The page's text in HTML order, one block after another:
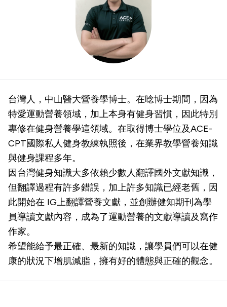
台灣人，中山醫大營養學博士。在唸博士期間，因為
特愛運動營養領域，加上本身有健身習慣，因此特別
專修在健身營養學這領域。在取得博士學位及ACE-
CPT國際私人健身教練執照後，在業界教學營養知識
與健身課程多年。
因台灣健身知識大多依賴少數人翻譯國外文獻知識，
但翻譯過程有許多錯誤，加上許多知識已經老舊，因
此開始在 IG上翻譯營養文獻，並創辦健知期刊為學
員導讀文獻內容，成為了運動營養的文獻導讀及寫作
作家。
希望能給予最正確、最新的知識，讓學員們可以在健
康的狀況下增肌減脂，擁有好的體態與正確的觀念。